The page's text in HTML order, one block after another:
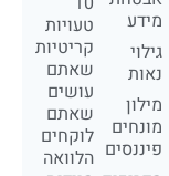
מידע
גילוי
נאות
מילון
מונחים
פיננסים
טעויות
קריטיות
שאתם
עושים
שאתם
לוקחים
הלוואה